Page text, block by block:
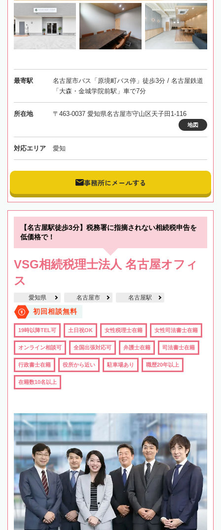
最寄駅
名古屋市バス「原境町バス停」徒歩3分 / 名古屋鉄道
「大森・金城学院前駅」車で7分
所在地 〒463-0037 愛知県名古屋市守山区天子田1-116
地図
対応エリア 愛知
事務所にメールする
【名古屋駅徒歩3分】税務署に指摘されない相続税申告を
低価格で！
VSG相続税理士法人 名古屋オフィ
ス
愛知県 名古屋市 名古屋駅
初回相談無料
19時以降TEL可 土日祝OK 女性税理士在籍 女性司法書士在籍
オンライン相談可 全国出張対応可 弁護士在籍 司法書士在籍
行政書士在籍 役所から近い 駐車場あり 職歴20年以上
在籍数10名以上